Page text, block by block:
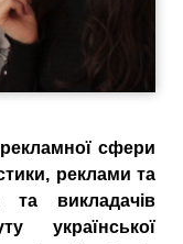
сфери
реклами та
та викладачів
української